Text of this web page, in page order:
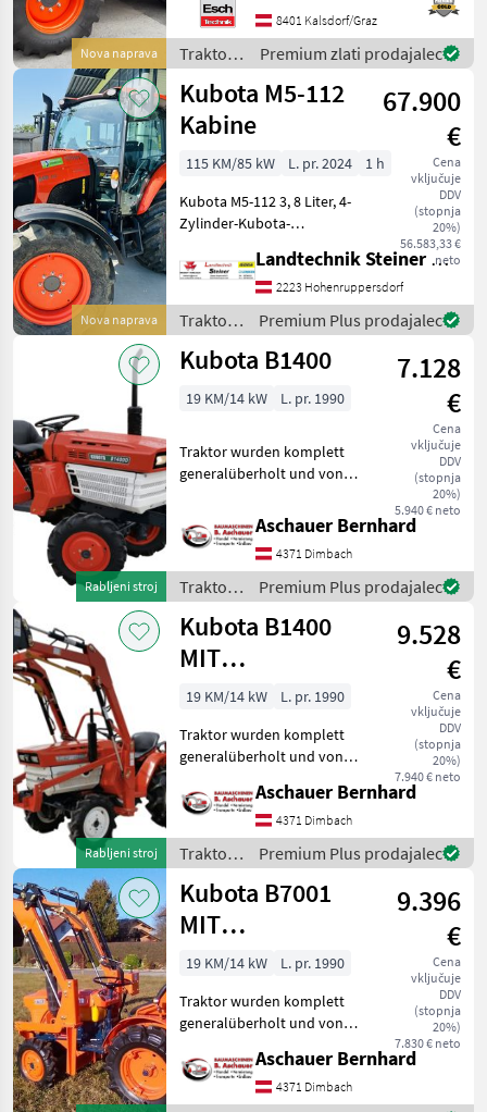
Nova naprava
vodom in visokim navorom
s prostornino 6, 1 l - 123 KM
+ 20 KM
8401 Kalsdorf/Graz
Traktor /
Kubota
Premium zlati prodajalec
Nova naprava
Kubota M5-112
Kabine
67.900
€
Cena
vključuje
DDV
(stopnja
20%)
56.583,33 €
neto
115 KM/85 kW L. pr. 2024
1 h
Kubota M5-112 3, 8 Liter, 4-
Zylinder-Kubota-
Rail Einspritzung,
Abgasstufe 5, Auspuff nach
seitlich oben, 36/36 Gang
Getriebe mit Power Shut
Landtechnik Steiner GmbH
2223 Hohenruppersdorf
Traktor /
Kubota
Premium Plus prodajalec
Rabljeni stroj
Kubota B1400
7.128
€
Cena
vključuje
DDV
(stopnja
20%)
5.940 € neto
19 KM/14 kW L. pr. 1990
Traktor wurden komplett
generalüberholt und von
Technische Daten: Motor:
Kubota Motor D 850 L-3
Zylinder Kraftstoffart:
Diesel Kühlu
Aschauer Bernhard
4371 Dimbach
Traktor /
Kubota
Premium Plus prodajalec
Rabljeni stroj
Kubota B1400
MIT
FRONTLADER
9.528
€
Cena
vključuje
DDV
(stopnja
20%)
7.940 € neto
19 KM/14 kW
L. pr. 1990
Traktor wurden komplett
generalüberholt und von
Technische Daten: Motor:
Kubota Motor D 850 L-3
Zylinder Kraftstoffart:
Diesel Kühlu
Aschauer Bernhard
4371 Dimbach
Traktor /
Kubota
Premium Plus prodajalec
Kubota B7001
MIT
FRONTLADER
9.396
€
Cena
vključuje
DDV
(stopnja
20%)
7.830 € neto
19 KM/14 kW
L. pr. 1990
Traktor wurden komplett
generalüberholt und von
Technische Daten: Anzahl
Zylinder:: 3 Hubkraft
Aschauer Bernhard
4371 Dimbach